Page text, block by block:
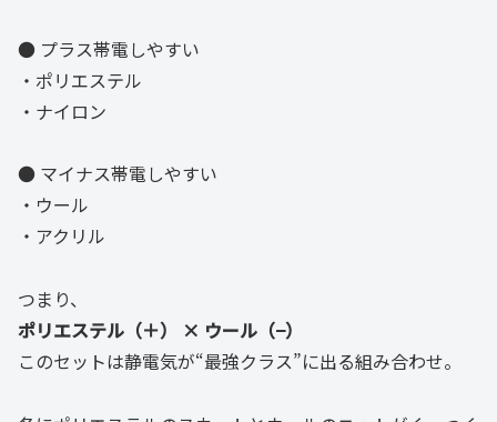
● プラス帯電しやすい
・ポリエステル
・ナイロン
● マイナス帯電しやすい
・ウール
・アクリル
つまり、
ポリエステル（＋） × ウール（−）
このセットは静電気が“最強クラス”に出る組み合わせ。